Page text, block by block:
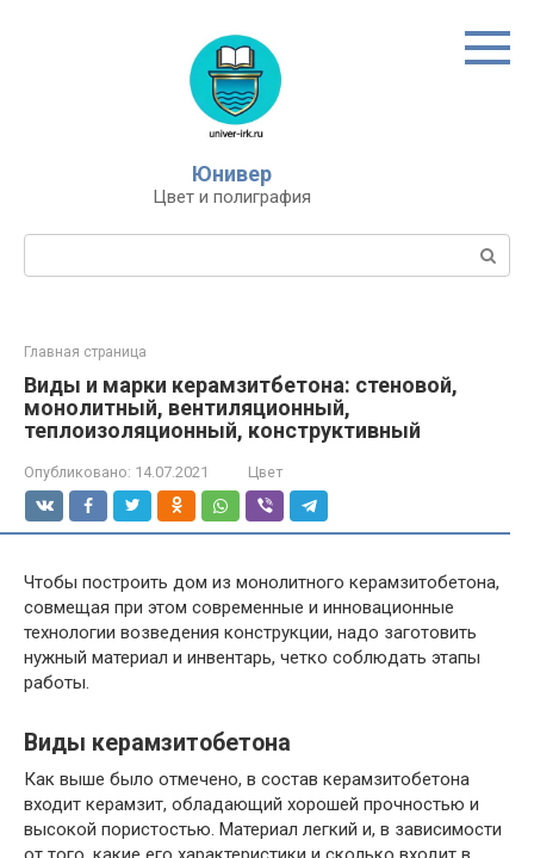
Юнивер
Цвет и полиграфия
Главная страница
Виды и марки керамзитбетона: стеновой,
монолитный, вентиляционный,
теплоизоляционный, конструктивный
Опубликовано: 14.07.2021 Цвет
Чтобы построить дом из монолитного керамзитобетона,
совмещая при этом современные и инновационные
технологии возведения конструкции, надо заготовить
нужный материал и инвентарь, четко соблюдать этапы
работы.
Виды керамзитобетона
Как выше было отмечено, в состав керамзитобетона
входит керамзит, обладающий хорошей прочностью и
высокой пористостью. Материал легкий и, в зависимости